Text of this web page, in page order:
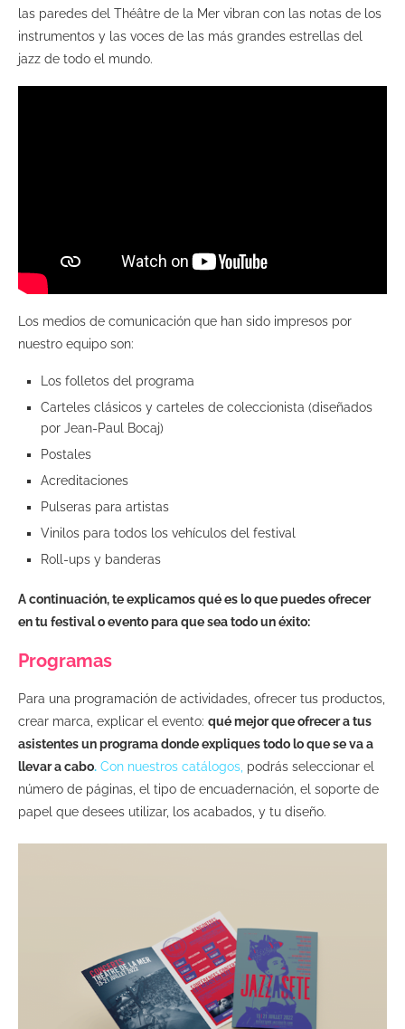
las paredes del Théâtre de la Mer vibran con las notas de los
instrumentos y las voces de las más grandes estrellas del
jazz de todo el mundo.
Los medios de comunicación que han sido impresos por
nuestro equipo son:
Los folletos del programa
Carteles clásicos y carteles de coleccionista (diseñados
por Jean-Paul Bocaj)
Postales
Acreditaciones
Pulseras para artistas
Vinilos para todos los vehículos del festival
Roll-ups y banderas
A continuación, te explicamos qué es lo que puedes ofrecer
en tu festival o evento para que sea todo un éxito:
Programas
Para una programación de actividades, ofrecer tus productos,
crear marca, explicar el evento: qué mejor que ofrecer a tus
asistentes un programa donde expliques todo lo que se va a
llevar a cabo. Con nuestros catálogos podrás seleccionar el
número de páginas, el tipo de encuadernación, el soporte de
papel que desees utilizar, los acabados, y tu diseño.